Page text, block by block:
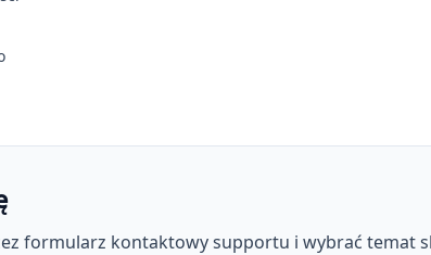
formularz kontaktowy supportu i wybrać temat